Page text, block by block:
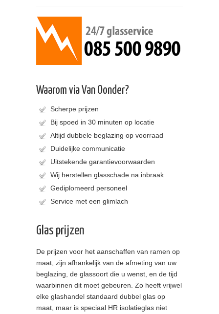
Waarom via Van Oonder?
Scherpe prijzen
Bij spoed in 30 minuten op locatie
Altijd dubbele beglazing op voorraad
Duidelijke communicatie
Uitstekende garantievoorwaarden
Wij herstellen glasschade na inbraak
Gediplomeerd personeel
Service met een glimlach
Glas prijzen
De prijzen voor het aanschaffen van ramen op
maat, zijn afhankelijk van de afmeting van uw
beglazing, de glassoort die u wenst, en de tijd
waarbinnen dit moet gebeuren. Zo heeft vrijwel
elke glashandel standaard dubbel glas op
maat, maar is speciaal HR isolatieglas niet